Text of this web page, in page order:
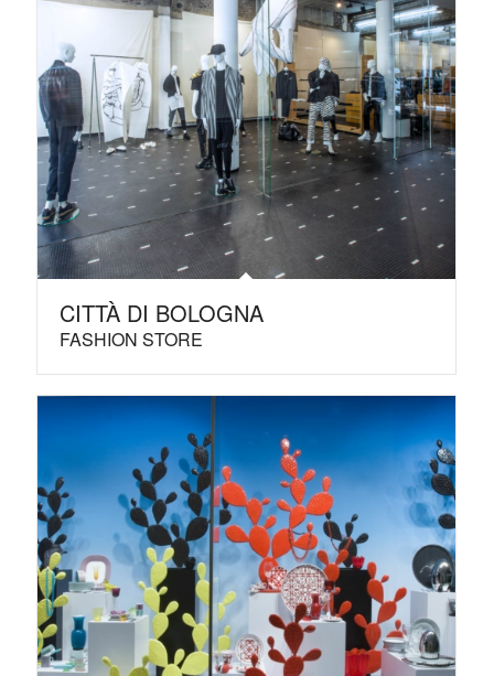
CITTÀ DI BOLOGNA
FASHION STORE